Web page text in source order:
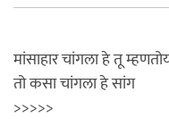
मांसाहार चांगला हे तू
तो कसा चांगला हे सांग
>>>>>